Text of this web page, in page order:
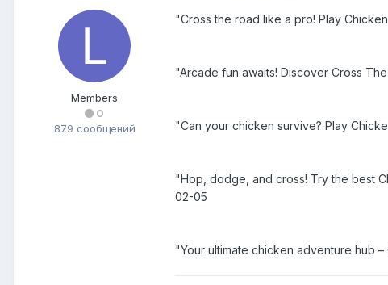
Members
0
879 сообщений
"Cross the road like a pro! Play
"Arcade fun awaits! Discover Cross
"Can your chicken survive? Play
"Hop, dodge, and cross! Try the best
02-05
"Your ultimate chicken adventure hub